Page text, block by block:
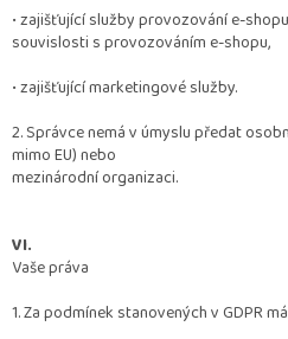
•zajišťující služby provozování e-
souvislosti s provozováním e-shopu,
•zajišťující marketingové služby.
2. Správce nemá v úmyslu předat
mimo EU) nebo
mezinárodní organizaci.
VI.
Vaše práva
1. Za podmínek stanovených v GDPR